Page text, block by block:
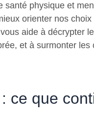
santé physique et
orienter nos
aide à décrypter
et à surmonter
ce que